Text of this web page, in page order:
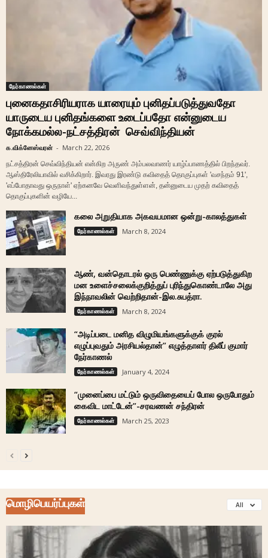
நேர்காணல்கள்
புனைகதாசிரியராக யாரையும் புனிதப்படுத்துவதோ
யாருடைய புனிதங்களை உடைப்பதோ என்னுடைய
நோக்கமல்ல-நட்சத்திரன் செவ்விந்தியன்
க.விக்னேஸ்வரன் - March 22, 2026
நட்சத்திரன் செவ்விந்தியன் என்கிற அருண் அம்பலவாணர் யாழ்ப்பாணத்தில் பிறந்தவர்.
ஆஸ்திரேலியாவில் வசிக்கிறார். இவரது இரண்டு கவிதைத் தொகுப்புகள் 'வசந்தம் 91',
'எப்போதாவது ஒருநாள்' ஏற்கனவே வெளிவந்துள்ளன், தன்னுடைய முதற் கவிதைத்
தொகுப்புகளின் வழியே...
கலை அறுதியாக அகவயமான ஒன்று-காலத்துகள்
நேர்காணல்கள் March 8, 2024
ஆண், வன்தொடரல் ஒரு பெண்ணுக்கு ஏற்படுத்துகிற
மன உளைச்சலைக்குறித்துப் புரிந்துகொண்டாலே அது
இந்நாவலின் வெற்றிதான்-இல.சுபத்ரா.
நேர்காணல்கள் March 8, 2024
“அடிப்படை மனித விழுமியங்களுக்குக் குரல்
எழுப்புவதும் அரசியல்தான்” எழுத்தாளர் திலீப் குமார்
நேர்காணல்
நேர்காணல்கள் January 4, 2024
“முனைப்பை மட்டும் ஒருவிதையைப் போல ஒருபோதும்
கைவிட மாட்டேன்”-சரவணன் சந்திரன்
நேர்காணல்கள் March 25, 2023
மொழிபெயர்ப்புகள் All